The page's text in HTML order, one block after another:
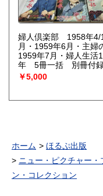
婦人倶楽部 1958年4/
月・1959年6月・主婦
1959年7月・婦人生活
年 5冊一括 別冊付
は付いていません。
￥5,000
ホーム
ほるぷ出版
ニュー・ピクチャー
ン・コレクション